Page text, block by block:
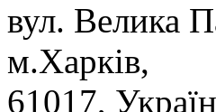
вул. ‬Велика
‬м.Харків,
‬61017,